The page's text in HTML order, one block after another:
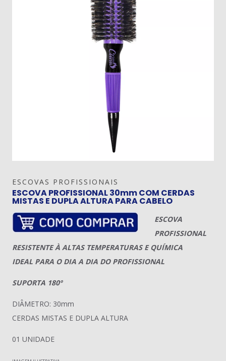
ESCOVAS PROFISSIONAIS
ESCOVA PROFISSIONAL 30mm COM CERDAS
MISTAS E DUPLA ALTURA PARA CABELO
ESCOVA
PROFISSIONAL
RESISTENTE À ALTAS TEMPERATURAS E QUÍMICA
IDEAL PARA O DIA A DIA DO PROFISSIONAL
SUPORTA 180º
DIÂMETRO: 30mm
CERDAS MISTAS E DUPLA ALTURA
01 UNIDADE